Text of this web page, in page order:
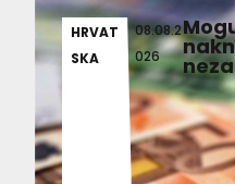
HRVAT
SKA
08.08.2
026